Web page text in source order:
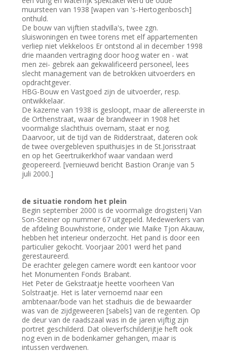
muursteen van 1938 [wapen van 's-Hertogenbosch]
onthuld.
De bouw van vijftien stadvilla's, twee zgn.
sluiswoningen en twee torens met elf appartementen
verliep niet vlekkeloos Er ontstond al in december 1998
drie maanden vertraging door hoog water en - wat
men zei- gebrek aan gekwalificeerd personeel, lees
slecht management van de betrokken uitvoerders en
opdrachtgever.
HBG-Bouw en Vastgoed zijn de uitvoerder, resp.
ontwikkelaar.
De kazerne van 1938 is gesloopt, maar de allereerste in
de Orthenstraat, waar de brandweer in 1908 het
voormalige slachthuis overnam, staat er nog.
Daarvoor, uit de tijd van de Ridderstraat, dateren ook
de twee overgebleven spuithuisjes in de St.Jorisstraat
en op het Geertruikerkhof waar vandaan werd
geopereerd. [vernieuwd bericht Bastion Oranje van 5
juli 2000.]
de situatie rondom het plein
Begin september 2000 is de voormalige drogisterij Van
Son-Steiner op nummer 67 uitgepeld. Medewerkers van
de afdeling Bouwhistorie, onder wie Maike Tjon Akauw,
hebben het interieur onderzocht. Het pand is door een
particulier gekocht. Voorjaar 2001 werd het pand
gerestaureerd.
De erachter gelegen camere wordt een kantoor voor
het Monumenten Fonds Brabant.
Het Peter de Gekstraatje heette voorheen Van
Solstraatje. Het is later vernoemd naar een
ambtenaar/bode van het stadhuis die de bewaarder
was van de zijdgeweeren [sabels] van de regenten. Op
de deur van de raadszaal was in de jaren vijftig zijn
portret geschilderd. Dat olieverfschilderijtje heft ook
nog even in de bodenkamer gehangen, maar is
intussen verdwenen.